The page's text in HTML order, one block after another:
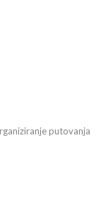
putovanja